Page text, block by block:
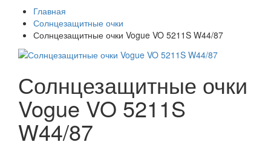
Главная
Солнцезащитные очки
Солнцезащитные очки Vogue VO 5211S W44/87
Солнцезащитные очки
Vogue VO 5211S
W44/87